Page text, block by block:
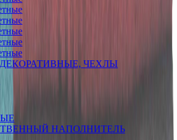
ЧЕХЛЫ
НАПОЛНИТЕЛЬ